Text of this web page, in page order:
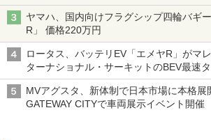
バス
ヤマハ、国内向けフラグシップ四輪バギ
R」 価格220万円
ロータス、バッテリEV「エメヤR」がマ
ターナショナル・サーキットのBEV最速
MVアグスタ、新体制で日本市場に本格展
GATEWAY CITYで車両展示イベント開催